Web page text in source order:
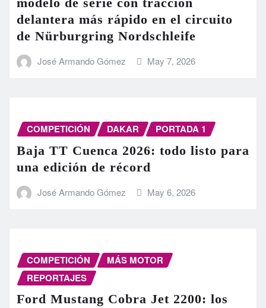
delantera más rápido en el circuito
de Nürburgring Nordschleife
José Armando Gómez May 7, 2026
COMPETICIÓN DAKAR PORTADA 1
Baja TT Cuenca 2026: todo listo para
una edición de récord
José Armando Gómez May 6, 2026
COMPETICIÓN
MÁS MOTOR
REPORTAJES
Ford Mustang Cobra Jet 2200: los